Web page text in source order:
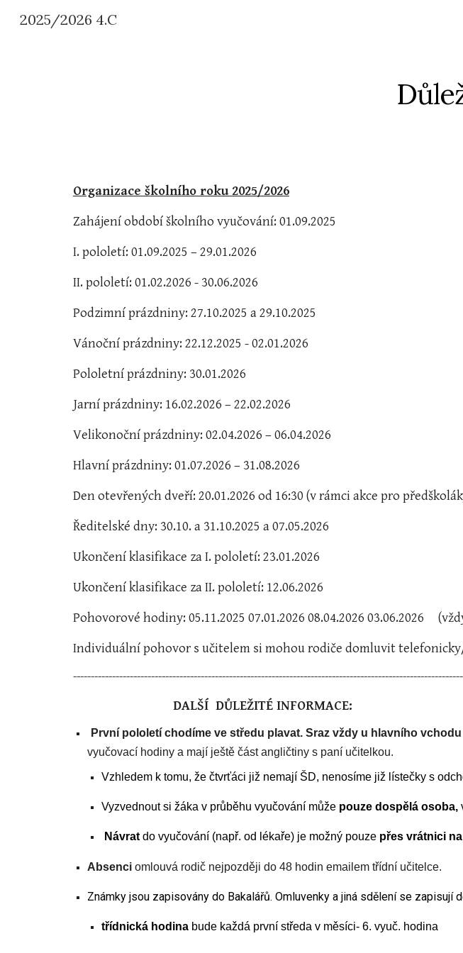
2025/2026 4.C
Organizace školního roku 2025/2026
Zahájení období školního vyučování: 01.09.2025
I. pololetí: 01.09.2025 – 29.01.2026
II. pololetí: 01.02.2026 - 30.06.2026
Podzimní prázdniny: 27.10.2025 a 29.10.2025
Vánoční prázdniny: 22.12.2025 - 02.01.2026
Pololetní prázdniny: 30.01.2026
Jarní prázdniny: 16.02.2026 – 22.02.2026
Velikonoční prázdniny: 02.04.2026 – 06.04.2026
Hlavní prázdniny: 01.07.2026 – 31.08.2026
Den otevřených dveří: 20.01.2026 od 16:30 (v rámci akce pro
Ředitelské dny: 30.10. a 31.10.2025 a 07.05.2026
Ukončení klasifikace za I. pololetí: 23.01.2026
Ukončení klasifikace za II. pololetí: 12.06.2026
Pohovorové hodiny: 05.11.2025 07.01.2026 08.04.2026 03.06.2026
Individuální pohovor s učitelem si mohou rodiče domluvit
DALŠÍ DŮLEŽITÉ INFORMACE:
První pololetí chodíme ve středu plavat. Sraz vždy u hlavního
vyučovací hodiny a mají ještě část angličtiny s paní učitelkou.
Vzhledem k tomu, že čtvrťáci již nemají ŠD, nenosíme již lístečky s
Vyzvednout si žáka v průběhu vyučování může pouze dospělá osoba,
Návrat do vyučování (např. od lékaře) je možný pouze přes vrátnici
Absenci omlouvá rodič nejpozději do 48 hodin emailem třídní učitelce.
Známky jsou zapisovány do Bakalářů. Omluvenky a jiná sdělení se zapisují
třídnická hodina bude každá první středa v měsíci- 6. vyuč. hodina